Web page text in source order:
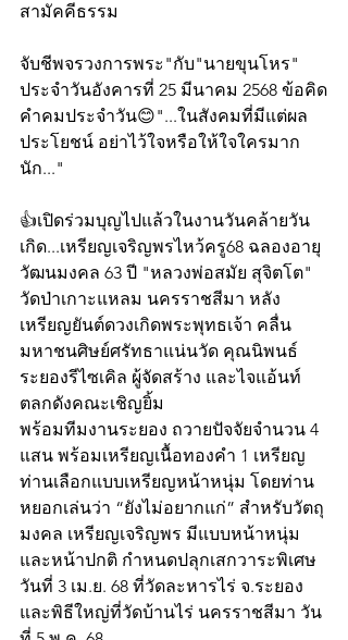
สามัคคีธรรม
จับชีพจรวงการพระ"กับ"นายขุนโหร"
ประจำวันอังคารที่ 25 มีนาคม 2568 ข้อคิด
คำคมประจำวัน😊"...ในสังคมที่มีแต่ผล
ประโยชน์ อย่าไว้ใจหรือให้ใจใครมาก
นัก..."
👍เปิดร่วมบุญไปแล้วในงานวันคล้ายวัน
เกิด...เหรียญเจริญพรไหว้ครู68 ฉลองอายุ
วัฒนมงคล 63 ปี "หลวงพ่อสมัย สุจิตโต"
วัดป่าเกาะแหลม นครราชสีมา หลัง
เหรียญยันต์ดวงเกิดพระพุทธเจ้า คลื่น
มหาชนศิษย์ศรัทธาแน่นวัด คุณนิพนธ์
ระยองรีไซเคิล ผู้จัดสร้าง และไจแอ้นท์
ตลกดังคณะเชิญยิ้ม
พร้อมทีมงานระยอง ถวายปัจจัยจำนวน 4
แสน พร้อมเหรียญเนื้อทองคำ 1 เหรียญ
ท่านเลือกแบบเหรียญหน้าหนุ่ม โดยท่าน
หยอกเล่นว่า “ยังไม่อยากแก่” สำหรับวัตถุ
มงคล เหรียญเจริญพร มีแบบหน้าหนุ่ม
และหน้าปกติ กำหนดปลุกเสกวาระพิเศษ
วันที่ 3 เม.ย. 68 ที่วัดละหารไร่ จ.ระยอง
และพิธีใหญ่ที่วัดบ้านไร่ นครราชสีมา วัน